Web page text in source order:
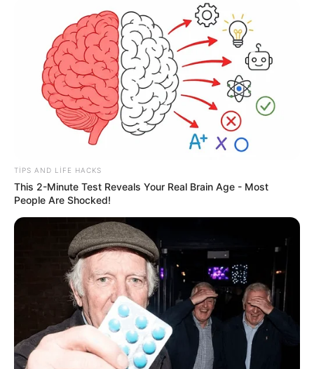
10:37 / 06 Avqust 2026
Alimlər həyəcan təbili çalır:
köçü böyük dəyişikliklərdən xəbər verir
0
TIPS AND LIFE HACKS
This 2-Minute Test Reveals Your Real Brain Age - Most
People Are Shocked!